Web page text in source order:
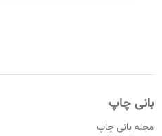
بانی چاپ
مجله بانی چاپ